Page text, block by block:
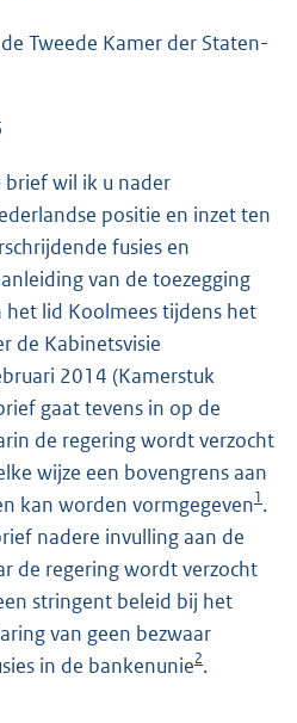
Tweede Kamer der Staten-
brief wil ik u nader
positie en inzet ten
fusies en
van de toezegging
het lid Koolmees tijdens het
de Kabinetsvisie
2014 (Kamerstuk
gaat tevens in op de
de regering wordt verzocht
wijze een bovengrens aan
kan worden vormgegeven1.
nadere invulling aan de
de regering wordt verzocht
stringent beleid bij het
van geen bezwaar
in de bankenunie2.